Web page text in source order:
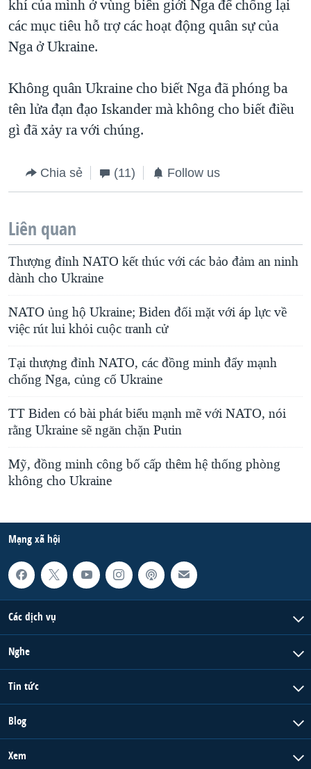
khí của mình ở vùng biên giới Nga để chống lại
các mục tiêu hỗ trợ các hoạt động quân sự của
Nga ở Ukraine.
Không quân Ukraine cho biết Nga đã phóng ba
tên lửa đạn đạo Iskander mà không cho biết điều
gì đã xảy ra với chúng.
Chia sẻ (11) Follow us
Liên quan
Thượng đỉnh NATO kết thúc với các bảo đảm an ninh
dành cho Ukraine
NATO ủng hộ Ukraine; Biden đối mặt với áp lực về
việc rút lui khỏi cuộc tranh cử
Tại thượng đỉnh NATO, các đồng minh đẩy mạnh
chống Nga, củng cố Ukraine
TT Biden có bài phát biểu mạnh mẽ với NATO, nói
rằng Ukraine sẽ ngăn chặn Putin
Mỹ, đồng minh công bố cấp thêm hệ thống phòng
không cho Ukraine
Mạng xã hội
Các dịch vụ
Nghe
Tin tức
Blog
Xem